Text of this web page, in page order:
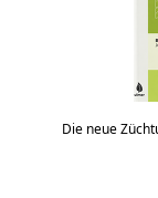
Die neue